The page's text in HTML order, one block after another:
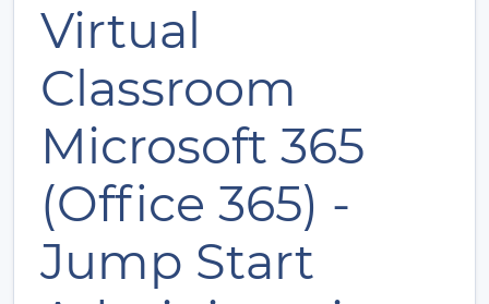
Virtual
Classroom
Microsoft 365
(Office 365) -
Jump Start